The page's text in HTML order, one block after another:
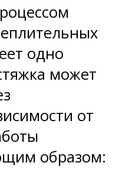
одно
может
от
образом: